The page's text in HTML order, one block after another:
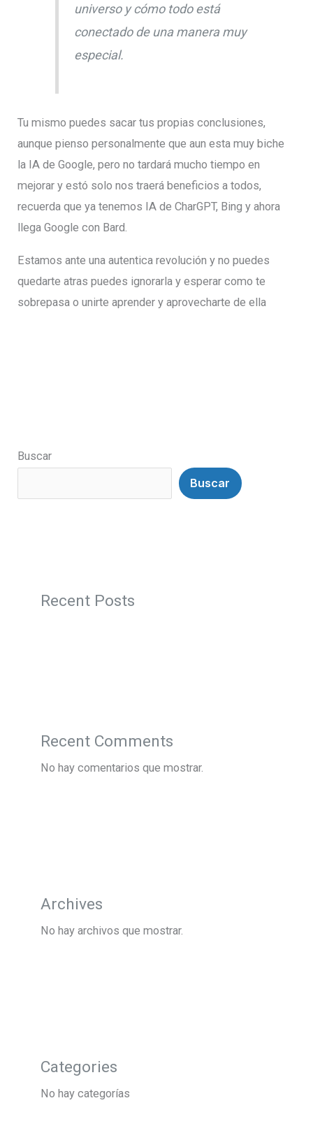
universo y cómo todo está
conectado de una manera muy
especial.
Tu mismo puedes sacar tus propias conclusiones,
aunque pienso personalmente que aun esta muy biche
la IA de Google, pero no tardará mucho tiempo en
mejorar y estó solo nos traerá beneficios a todos,
recuerda que ya tenemos IA de CharGPT, Bing y ahora
llega Google con Bard.
Estamos ante una autentica revolución y no puedes
quedarte atras puedes ignorarla y esperar como te
sobrepasa o unirte aprender y aprovecharte de ella
Buscar
Buscar
Recent Posts
Recent Comments
No hay comentarios que mostrar.
Archives
No hay archivos que mostrar.
Categories
No hay categorías